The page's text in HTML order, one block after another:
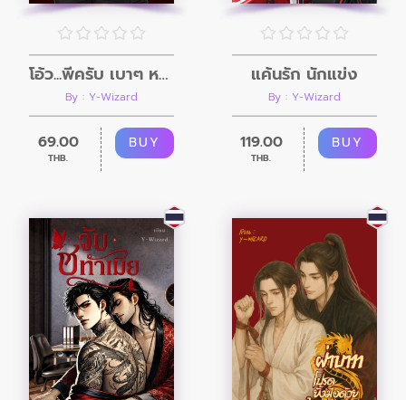
โอ้ว...พี่ครับ เบาๆ หน่อย
By : Y-Wizard
69.00
THB.
BUY
แค้นรัก นักแข่ง
By : Y-Wizard
119.00
THB.
BUY